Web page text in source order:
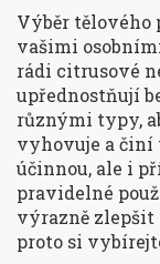
Výběr
vašimi
rádi citrusové
upřednostňují
různými typy,
vyhovuje a činí
účinnou, ale i
pravidelné
výrazně zlepšit
proto si